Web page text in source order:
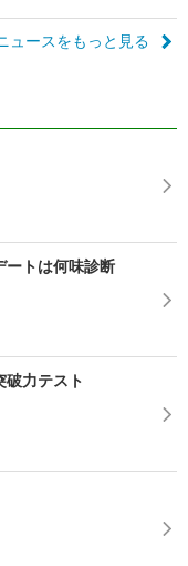
ュースをもっと見る
ートは何味診断
破力テスト